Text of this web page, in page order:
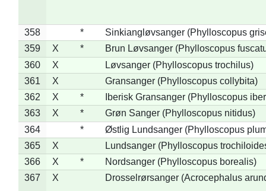
358 *
Sinkiangløvsanger (Phylloscopus
359
X *
Brun Løvsanger (Phylloscopus
360
X
Løvsanger (Phylloscopus trochilus)
361
X
Gransanger (Phylloscopus collybita)
362
X *
Iberisk Gransanger (Phylloscopus
363
X *
Grøn Sanger (Phylloscopus nitidus)
364
*
Østlig Lundsanger (Phylloscopus
365
X
Lundsanger (Phylloscopus
366
X *
Nordsanger (Phylloscopus borealis)
367
X Drosselrørsanger (Acrocephalus